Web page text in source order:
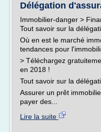
Délégation
Immobilier-danger >
Tout savoir sur la
Où en est le marché
tendances pour
> Téléchargez
en 2018 !
Tout savoir sur la
Assurer un prêt
payer des...
Lire la suite